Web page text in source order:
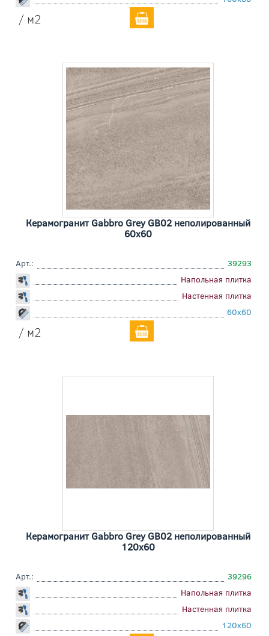
/ м2
Керамогранит Gabbro Grey GB02 неполированный
60x60
Арт.:
39293
Напольная плитка
Настенная плитка
60x60
/ м2
Керамогранит Gabbro Grey GB02 неполированный
120x60
Арт.:
39296
Напольная плитка
Настенная плитка
120x60